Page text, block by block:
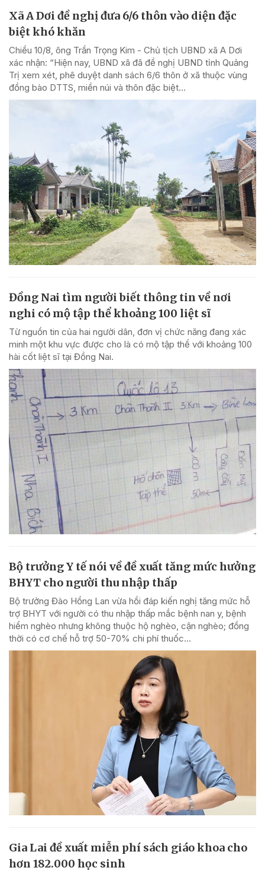
Xã A Dơi đề nghị đưa 6/6 thôn vào diện đặc
biệt khó khăn
Chiều 10/8, ông Trần Trọng Kim - Chủ tịch UBND xã A Dơi
xác nhận: “Hiện nay, UBND xã đã đề nghị UBND tỉnh Quảng
Trị xem xét, phê duyệt danh sách 6/6 thôn ở xã thuộc vùng
đồng bào DTTS, miền núi và thôn đặc biệt...
Đồng Nai tìm người biết thông tin về nơi
nghi có mộ tập thể khoảng 100 liệt sĩ
Từ nguồn tin của hai người dân, đơn vị chức năng đang xác
minh một khu vực được cho là có mộ tập thể với khoảng 100
hài cốt liệt sĩ tại Đồng Nai.
Bộ trưởng Y tế nói về đề xuất tăng mức hưởng
BHYT cho người thu nhập thấp
Bộ trưởng Đào Hồng Lan vừa hồi đáp kiến nghị tăng mức hỗ
trợ BHYT với người có thu nhập thấp mắc bệnh nan y, bệnh
hiểm nghèo nhưng không thuộc hộ nghèo, cận nghèo; đồng
thời có cơ chế hỗ trợ 50-70% chi phí thuốc...
Gia Lai đề xuất miễn phí sách giáo khoa cho
hơn 182.000 học sinh